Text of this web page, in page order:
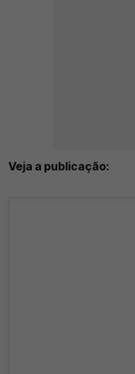
Veja a publicação: